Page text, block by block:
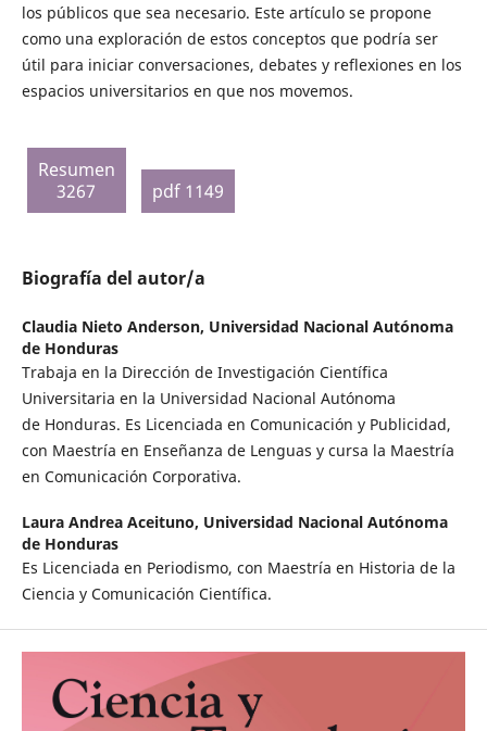
los públicos que sea necesario. Este artículo se propone
como una exploración de estos conceptos que podría ser
útil para iniciar conversaciones, debates y reflexiones en los
espacios universitarios en que nos movemos.
Resumen
3267
pdf 1149
Biografía del autor/a
Claudia Nieto Anderson, Universidad Nacional Autónoma
de Honduras
Trabaja en la Dirección de Investigación Científica
Universitaria en la Universidad Nacional Autónoma
de Honduras. Es Licenciada en Comunicación y Publicidad,
con Maestría en Enseñanza de Lenguas y cursa la Maestría
en Comunicación Corporativa.
Laura Andrea Aceituno, Universidad Nacional Autónoma
de Honduras
Es Licenciada en Periodismo, con Maestría en Historia de la
Ciencia y Comunicación Científica.